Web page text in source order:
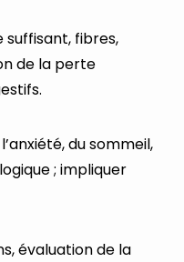
fibres,
de la perte
du sommeil,
; impliquer
évaluation de la